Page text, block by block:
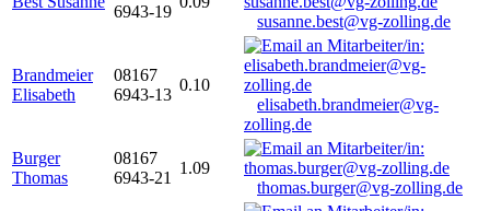
6943-19
susanne.best@vg-zolling.de
Brandmeier
Elisabeth
08167
6943-13
0.10
elisabeth.brandmeier@vg-
zolling.de
Burger
Thomas
08167
6943-21
1.09
thomas.burger@vg-zolling.de